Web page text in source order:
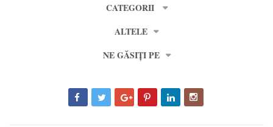
CATEGORII
ALTELE
NE GĂSIȚI PE